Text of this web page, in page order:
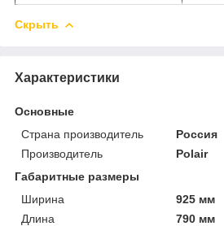
Скрыть
Характеристики
Основные
Страна производитель
Россия
Производитель
Polair
Габаритные размеры
Ширина
925 мм
Длина
790 мм